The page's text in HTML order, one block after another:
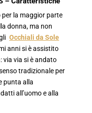
per la maggior parte
donna, ma non
Occhiali da Sole
anni si è assistito
via via si è andato
tradizionale per
punta alla
all’uomo e alla